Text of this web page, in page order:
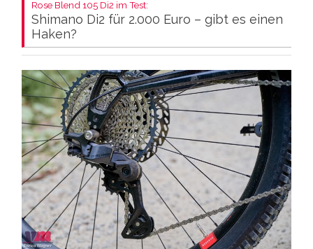
Rose Blend 105 Di2 im Test:
Shimano Di2 für 2.000 Euro – gibt es einen
Haken?